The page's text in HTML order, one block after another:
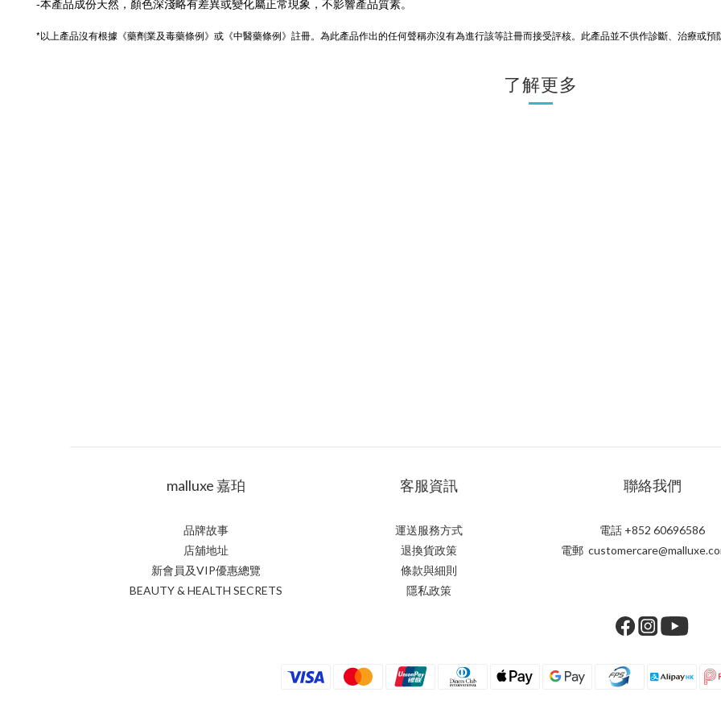
-本產品成份天然，顏色深淺略有差異或變化屬正常現象，不影響產品質素。
*以上產品沒有根據《藥劑業及毒藥條例》或《中醫藥條例》註冊。為此產品作出的任何聲稱亦沒有為進行該等註冊而接受評核。此產品並不供作診斷、治療或預
了解更多
malluxe 嘉珀
品牌故事
店舖地址
新會員及VIP優惠總覽
BEAUTY & HEALTH SECRETS
客服資訊
運送服務方式
退換貨政策
條款與細則
隱私政策
聯絡我們
電話 +852 60696586
電郵